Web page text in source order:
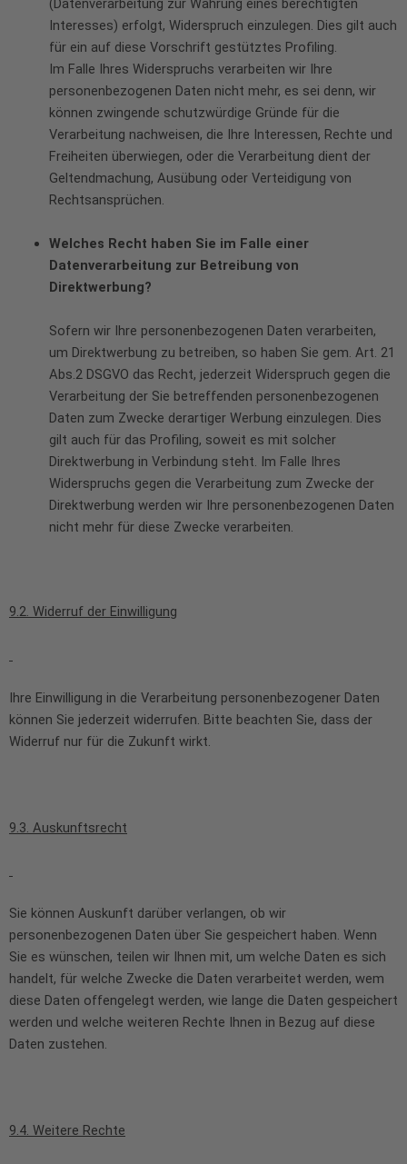
(Datenverarbeitung zur Wahrung eines berechtigten
Interesses) erfolgt, Widerspruch einzulegen. Dies gilt auch
für ein auf diese Vorschrift gestütztes Profiling.
Im Falle Ihres Widerspruchs verarbeiten wir Ihre
personenbezogenen Daten nicht mehr, es sei denn, wir
können zwingende schutzwürdige Gründe für die
Verarbeitung nachweisen, die Ihre Interessen, Rechte und
Freiheiten überwiegen, oder die Verarbeitung dient der
Geltendmachung, Ausübung oder Verteidigung von
Rechtsansprüchen.
Welches Recht haben Sie im Falle einer
Datenverarbeitung zur Betreibung von
Direktwerbung?
Sofern wir Ihre personenbezogenen Daten verarbeiten,
um Direktwerbung zu betreiben, so haben Sie gem. Art. 21
Abs.2 DSGVO das Recht, jederzeit Widerspruch gegen die
Verarbeitung der Sie betreffenden personenbezogenen
Daten zum Zwecke derartiger Werbung einzulegen. Dies
gilt auch für das Profiling, soweit es mit solcher
Direktwerbung in Verbindung steht. Im Falle Ihres
Widerspruchs gegen die Verarbeitung zum Zwecke der
Direktwerbung werden wir Ihre personenbezogenen Daten
nicht mehr für diese Zwecke verarbeiten.
9.2. Widerruf der Einwilligung
Ihre Einwilligung in die Verarbeitung personenbezogener Daten
können Sie jederzeit widerrufen. Bitte beachten Sie, dass der
Widerruf nur für die Zukunft wirkt.
9.3. Auskunftsrecht
Sie können Auskunft darüber verlangen, ob wir
personenbezogenen Daten über Sie gespeichert haben. Wenn
Sie es wünschen, teilen wir Ihnen mit, um welche Daten es sich
handelt, für welche Zwecke die Daten verarbeitet werden, wem
diese Daten offengelegt werden, wie lange die Daten gespeichert
werden und welche weiteren Rechte Ihnen in Bezug auf diese
Daten zustehen.
9.4. Weitere Rechte